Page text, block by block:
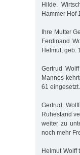
Hilde.
Hammer Hof
Ihre Mutter
Ferdinand
Helmut, geb.
Gertrud
Mannes
61
Gertrud
Ruhestand
weiter zu
noch mehr
Helmut Wolff